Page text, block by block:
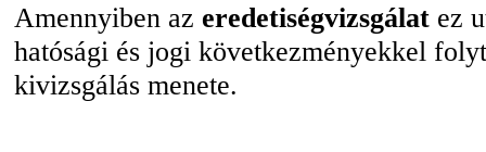
Amennyiben az eredetiségvizsgálat ez
hatósági és jogi következményekkel
kivizsgálás menete.